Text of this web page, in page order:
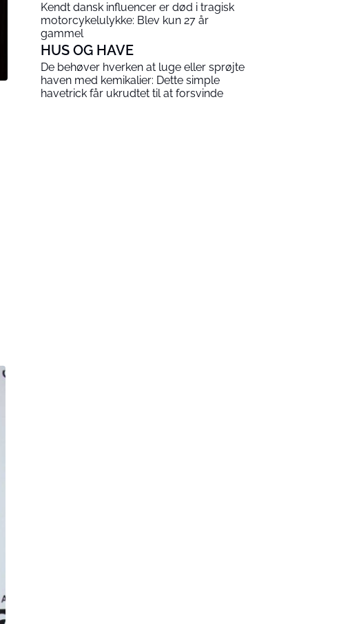
Kendt dansk influencer er død i tragisk
motorcykelulykke: Blev kun 27 år
gammel
HUS OG HAVE
De behøver hverken at luge eller sprøjte
haven med kemikalier: Dette simple
havetrick får ukrudtet til at forsvinde